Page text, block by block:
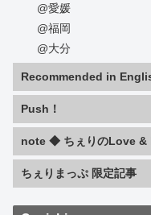
@愛媛
@福岡
@大分
Recommended in
Push！
note ◆ ちぇりのLove &
ちぇりまっぷ 限定記事